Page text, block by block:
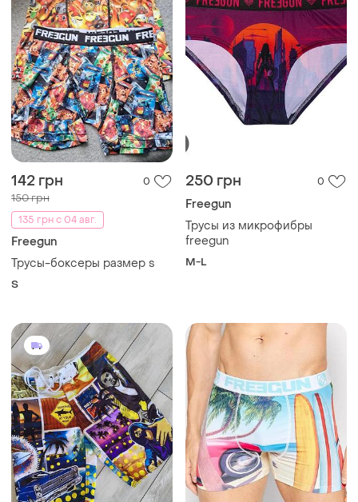
142 грн 0
150 грн
135 грн с 04 авг.
Freegun
Трусы-боксеры размер s
S
250 грн 0
Freegun
Трусы из микрофибры
freegun
M-L